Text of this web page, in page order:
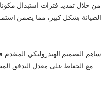
من خلال تمديد فترات استبدال
الصيانة بشكل كبير، مما يضمن
ساهم التصميم الهيدروليكي
مع الحفاظ على معدل التدفق